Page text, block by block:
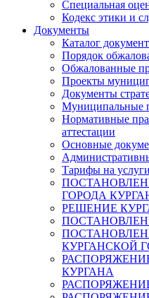
Специальная
Кодекс этики и
Документы
Каталог
Порядок
Обжалованные
Проекты
Документы
Муниципальные
Нормативные
аттестации
Основные
Тарифы на
ГОРОДА
РЕШЕНИЕ
КУРГАНСКОЙ
КУРГАНА